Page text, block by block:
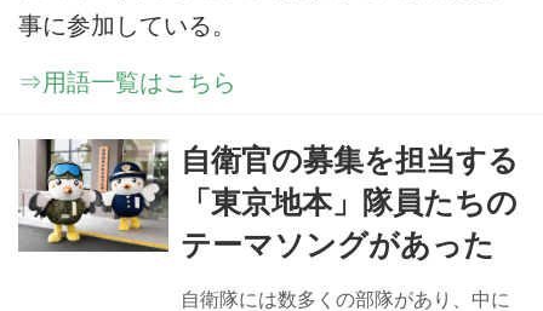
事に参加している。
⇒用語一覧はこちら
自衛官の募集を担当する
「東京地本」隊員たちの
テーマソングがあった
自衛隊には数多くの部隊があり、中に